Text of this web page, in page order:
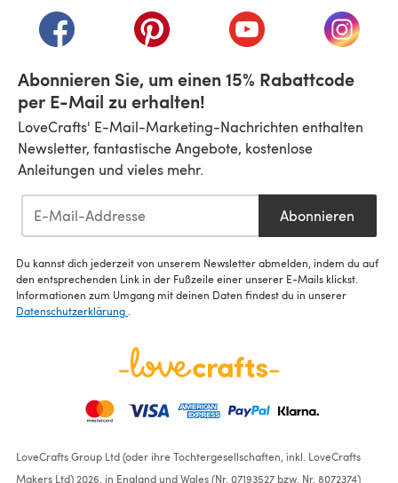
(öffnet sich in einem neuen Tab)
(öffnet sich in einem neuen Tab)
(öffnet sich in einem
(öffnet
Abonnieren Sie, um einen 15% Rabattcode
per E-Mail zu erhalten!
LoveCrafts' E-Mail-Marketing-Nachrichten enthalten
Newsletter, fantastische Angebote, kostenlose
Anleitungen und vieles mehr.
Abonnieren
Du kannst dich jederzeit von unserem Newsletter abmelden, indem du auf
den entsprechenden Link in der Fußzeile einer unserer E-Mails klickst.
Informationen zum Umgang mit deinen Daten findest du in unserer
Datenschutzerklärung
LoveCrafts Group Ltd (oder ihre Tochtergesellschaften, inkl. LoveCrafts
Makers Ltd) 2026, in England und Wales (Nr. 07193527 bzw. Nr. 8072374)